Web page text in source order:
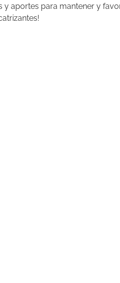
aportes para mantener y